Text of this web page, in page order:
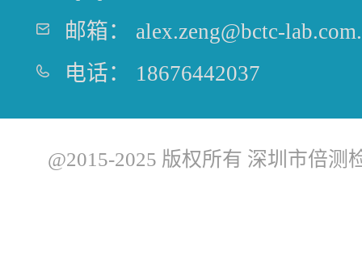
邮箱： alex.zeng@bctc-
电话： 18676442037
@2015-2025 版权所有 深圳市倍测